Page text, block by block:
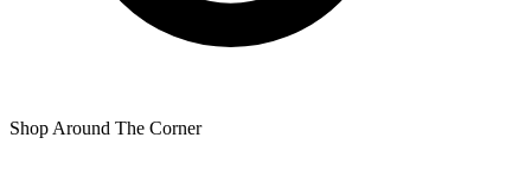
Shop Around The Corner